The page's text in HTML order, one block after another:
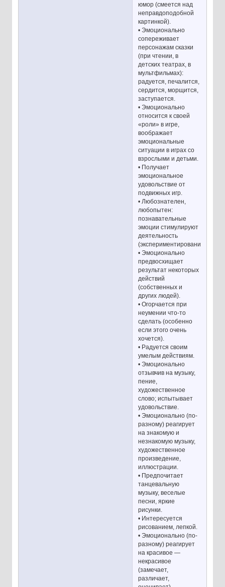
юмор (смеется над
неправдоподобной
картинкой).
• Эмоционально
сопереживает
персонажам сказки
(при чтении, в
детских театрах, в
мультфильмах):
радуется, печалится,
сердится, морщится,
заступается.
• Эмоционально
относится к своей
«роли» в игре,
воображает
эмоциональные
ситуации в играх со
взрослыми и детьми.
• Получает
эмоциональное
удовольствие от
подвижных игр.
• Любознателен,
любопытен:
познавательные
эмоции стимулируют
деятельность
(экспериментирование).
• Эмоционально
предвосхищает
результат некоторых
действий
(собственных и
других людей).
• Огорчается при
неумении что-то
сделать (особенно
если этого очень
хочется).
• Радуется своим
умелым действиям.
• Эмоционально
отзывчив на музыку,
пение,
художественное
слово; испытывает
удовольствие.
• Эмоционально (по-
разному) реагирует
на знакомую и
незнакомую музыку,
художественное
произведение,
иллюстрации.
• Предпочитает
танцевальную
музыку, веселые
песни, яркие
рисунки.
• Интересуется
рисованием, лепкой.
• Эмоционально (по-
разному) реагирует
на красивое —
некрасивое
(замечает,
различает,